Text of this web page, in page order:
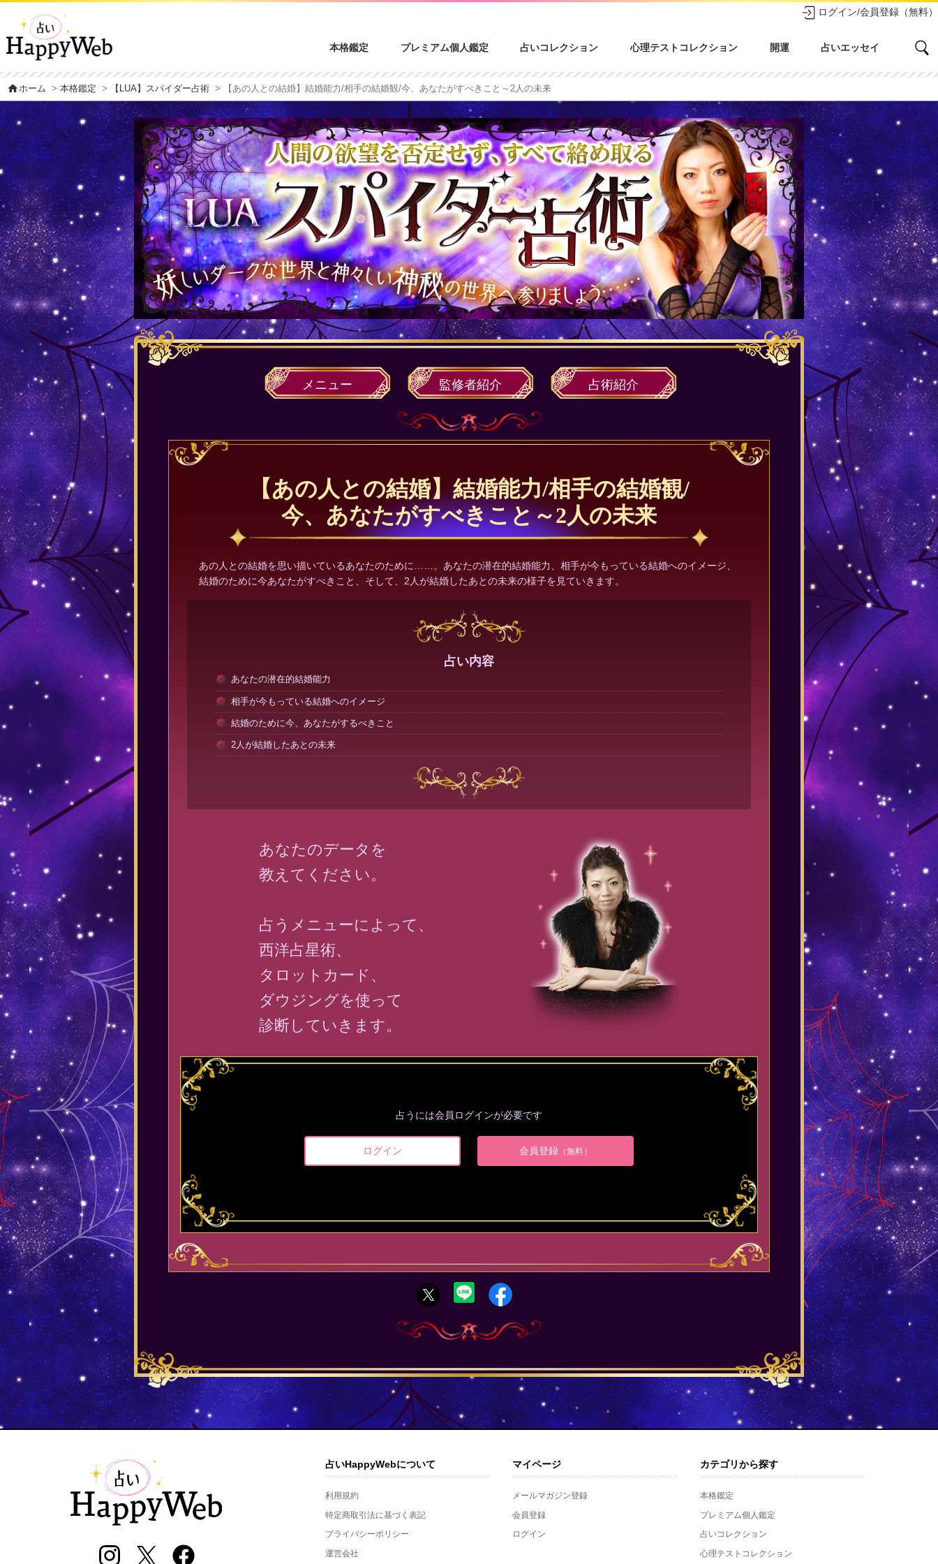
ログイン/会員登録（無料）
本格鑑定 プレミアム個人鑑定 占いコレクション 心理テストコレクション 開運 占いエッセイ
homeホーム > 本格鑑定 > 【LUA】スパイダー占術 > 【あの人との結婚】結婚能力/相手の結婚観/今、あなたがすべきこと～2人の未来
メニュー 監修者紹介 占術紹介
【あの人との結婚】結婚能力/相手の結婚観/
今、あなたがすべきこと～2人の未来
あの人との結婚を思い描いているあなたのために……。あなたの潜在的結婚能力、相手が今もっている結婚へのイメージ、
結婚のために今あなたがすべきこと、そして、2人が結婚したあとの未来の様子を見ていきます。
占い内容
あなたの潜在的結婚能力
相手が今もっている結婚へのイメージ
結婚のために今、あなたがするべきこと
2人が結婚したあとの未来
あなたのデータを
教えてください。
占うメニューによって、
西洋占星術、
タロットカード、
ダウジングを使って
診断していきます。
占うには会員ログインが必要です
ログイン 会員登録 （無料）
占いHappyWebについて
利用規約
特定商取引法に基づく表記
プライバシーポリシー
運営会社
マイページ
メールマガジン登録
会員登録
ログイン
カテゴリから探す
本格鑑定
プレミアム個人鑑定
占いコレクション
心理テストコレクション